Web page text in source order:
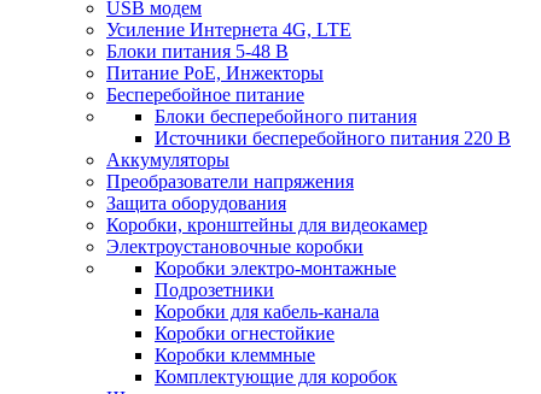
USB модем
Усиление Интернета 4G, LTE
Блоки питания 5-48 В
Питание PoE, Инжекторы
Бесперебойное питание
Блоки бесперебойного питания
Источники бесперебойного питания 220 В
Аккумуляторы
Преобразователи напряжения
Защита оборудования
Коробки, кронштейны для видеокамер
Электроустановочные коробки
Коробки электро-монтажные
Подрозетники
Коробки для кабель-канала
Коробки огнестойкие
Коробки клеммные
Комплектующие для коробок